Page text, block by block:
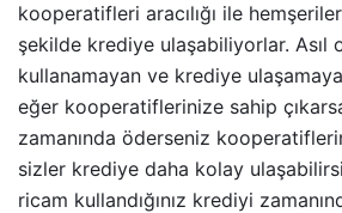
kooperatifleri aracılığı ile
şekilde krediye ulaşabiliyorlar. Asıl
kullanamayan ve krediye
eğer kooperatiflerinize sahip
zamanında öderseniz
sizler krediye daha kolay
ricam kullandığınız krediyi